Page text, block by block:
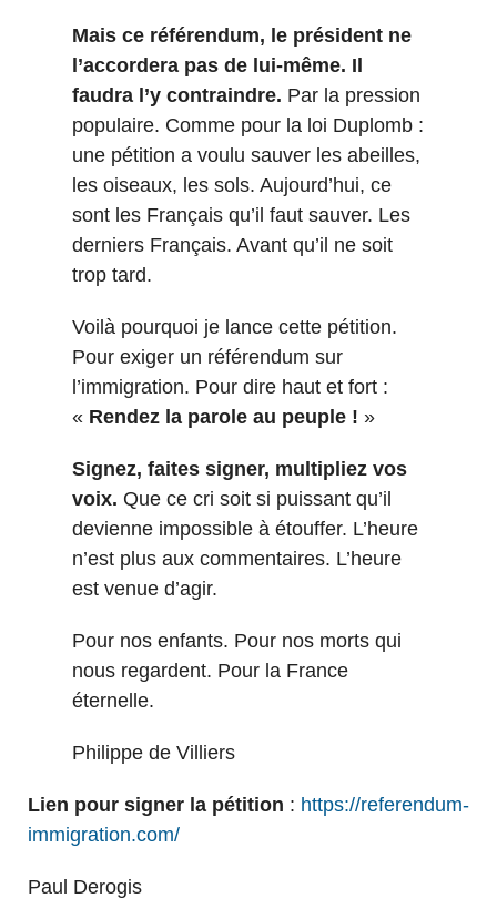
Mais ce référendum, le président ne
l’accordera pas de lui-même. Il
faudra l’y contraindre. Par la pression
populaire. Comme pour la loi Duplomb :
une pétition a voulu sauver les abeilles,
les oiseaux, les sols. Aujourd’hui, ce
sont les Français qu’il faut sauver. Les
derniers Français. Avant qu’il ne soit
trop tard.
Voilà pourquoi je lance cette pétition.
Pour exiger un référendum sur
l’immigration. Pour dire haut et fort :
« Rendez la parole au peuple ! »
Signez, faites signer, multipliez vos
voix. Que ce cri soit si puissant qu’il
devienne impossible à étouffer. L’heure
n’est plus aux commentaires. L’heure
est venue d’agir.
Pour nos enfants. Pour nos morts qui
nous regardent. Pour la France
éternelle.
Philippe de Villiers
Lien pour signer la pétition : https://referendum-
immigration.com/
Paul Derogis